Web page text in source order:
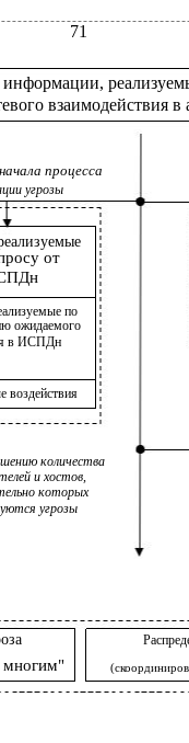
71
взаимодействия
процесса
угрозы
от
по
ожидаемого
в ИСПДн
воздействия
количества
и хостов,
которых
угрозы
многим"